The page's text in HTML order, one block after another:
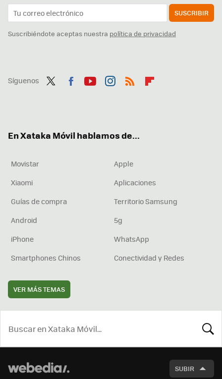
SUSCRIBIR
Suscribiéndote aceptas nuestra política de privacidad
Síguenos
En Xataka Móvil hablamos de...
Movistar
Apple
Xiaomi
Aplicaciones
Guías de compra
Territorio Samsung
Android
5g
iPhone
WhatsApp
Smartphones Chinos
Conectividad y Redes
VER MÁS TEMAS
SUBIR